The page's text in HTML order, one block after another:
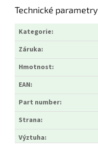
Technické parametry
Kategorie:
Záruka:
Hmotnost:
EAN:
Part number:
Strana:
Výztuha: